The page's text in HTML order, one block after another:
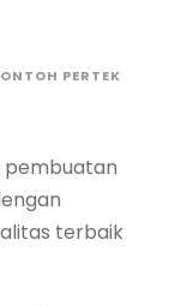
PERTEK
pembuatan
terbaik